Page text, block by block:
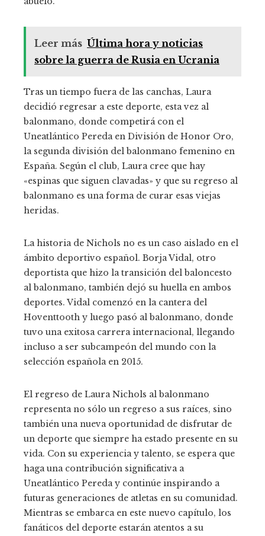
Leer más Última hora y noticias
sobre la guerra de Rusia en Ucrania
Tras un tiempo fuera de las canchas, Laura
decidió regresar a este deporte, esta vez al
balonmano, donde competirá con el
Uneatlántico Pereda en División de Honor Oro,
la segunda división del balonmano femenino en
España. Según el club, Laura cree que hay
«espinas que siguen clavadas» y que su regreso al
balonmano es una forma de curar esas viejas
heridas.
La historia de Nichols no es un caso aislado en el
ámbito deportivo español. Borja Vidal, otro
deportista que hizo la transición del baloncesto
al balonmano, también dejó su huella en ambos
deportes. Vidal comenzó en la cantera del
Hoventtooth y luego pasó al balonmano, donde
tuvo una exitosa carrera internacional, llegando
incluso a ser subcampeón del mundo con la
selección española en 2015.
El regreso de Laura Nichols al balonmano
representa no sólo un regreso a sus raíces, sino
también una nueva oportunidad de disfrutar de
un deporte que siempre ha estado presente en su
vida. Con su experiencia y talento, se espera que
haga una contribución significativa a
Uneatlántico Pereda y continúe inspirando a
futuras generaciones de atletas en su comunidad.
Mientras se embarca en este nuevo capítulo, los
fanáticos del deporte estarán atentos a su